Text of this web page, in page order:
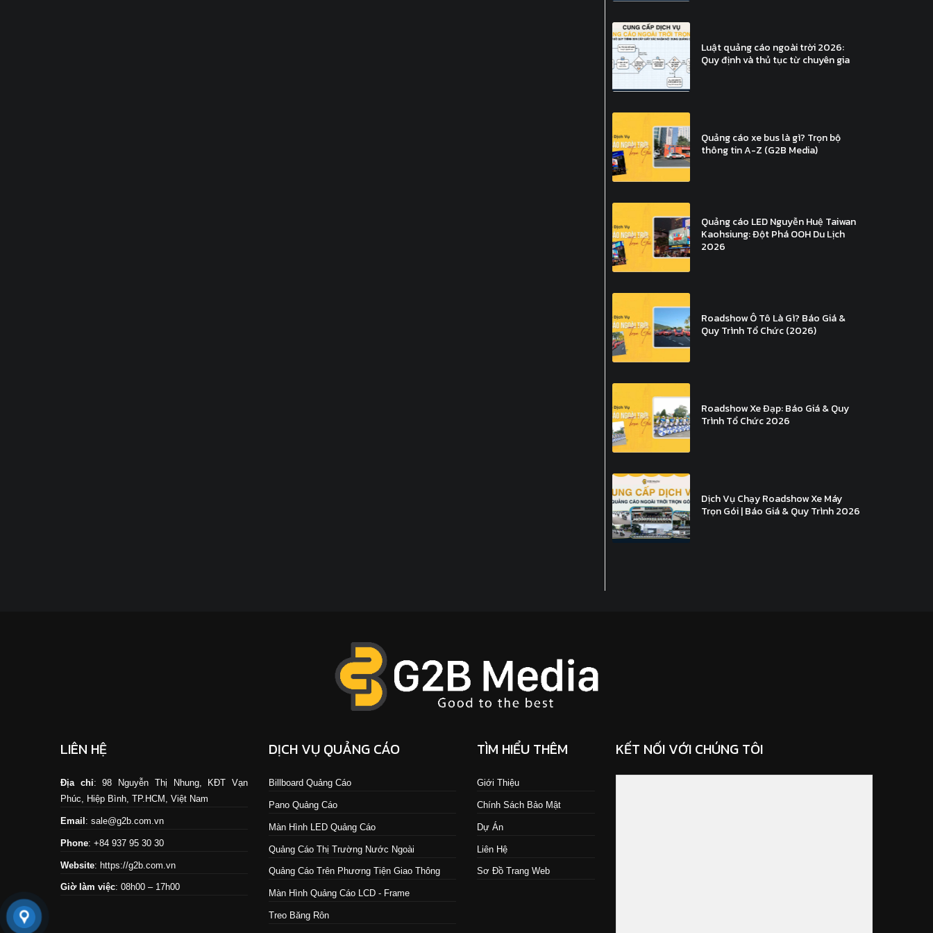
Luật quảng cáo ngoài trời 2026:
Quy định và thủ tục từ chuyên gia
Quảng cáo xe bus là gì? Trọn bộ
thông tin A-Z (G2B Media)
Quảng cáo LED Nguyễn Huệ Taiwan
Kaohsiung: Đột Phá OOH Du Lịch
2026
Roadshow Ô Tô Là Gì? Báo Giá &
Quy Trình Tổ Chức (2026)
Roadshow Xe Đạp: Báo Giá & Quy
Trình Tổ Chức 2026
Dịch Vụ Chạy Roadshow Xe Máy
Trọn Gói | Báo Giá & Quy Trình 2026
LIÊN HỆ
Địa chỉ: 98 Nguyễn Thị Nhung, KĐT Vạn
Phúc, Hiệp Bình, TP.HCM, Việt Nam
Email : sale@g2b.com.vn
Phone: +84 937 95 30 30
Website: https://g2b.com.vn
Giờ làm việc: 08h00 – 17h00
DỊCH VỤ QUẢNG CÁO
Billboard Quảng Cáo
Pano Quảng Cáo
Màn Hình LED Quảng Cáo
Quảng Cáo Thị Trường Nước Ngoài
Quảng Cáo Trên Phương Tiện Giao Thông
Màn Hình Quảng Cáo LCD - Frame
Treo Băng Rôn
TÌM HIỂU THÊM
Giới Thiệu
Chính Sách Bảo Mật
Dự Án
Liên Hệ
Sơ Đồ Trang Web
KẾT NỐI VỚI CHÚNG TÔI